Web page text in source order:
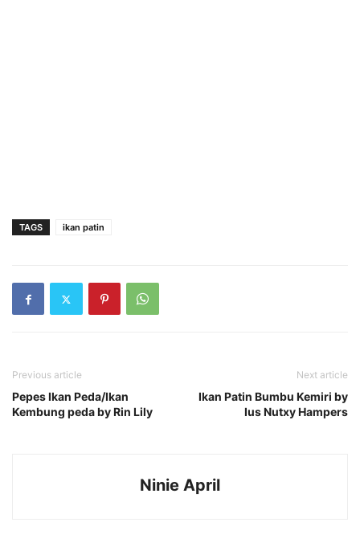
TAGS ikan patin
Previous article
Pepes Ikan Peda/Ikan
Kembung peda by Rin Lily
Next article
Ikan Patin Bumbu Kemiri by
Ius Nutxy Hampers
Ninie April